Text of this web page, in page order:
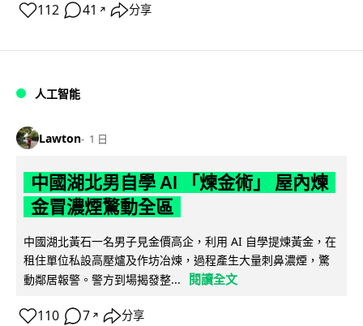
112 41 ↗ 分享
人工智能
Lawton 1 日
中國湖北男自學 AI 「煉金術」 屋內煉
金冒濃煙驚動全區
中國湖北黃石一名男子見金價高企，利用 AI 自學提煉黃金，在
租住單位私設高壓爐及作坊冶煉，過程產生大量刺鼻濃煙，驚
動鄰居報警。警方到場揭發整...
閱讀全文
110 7 ↗ 分享